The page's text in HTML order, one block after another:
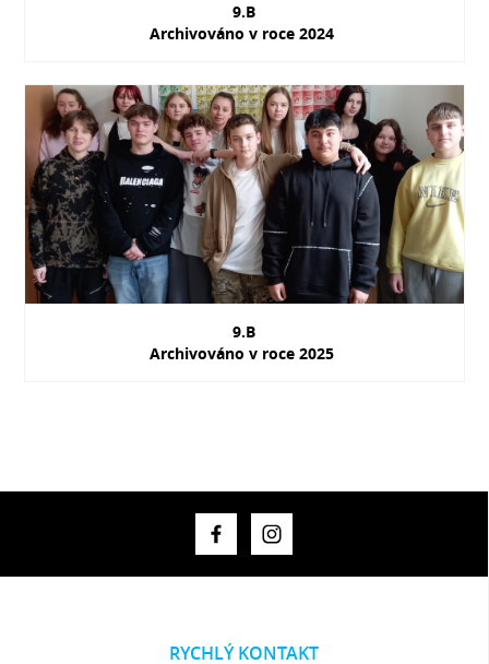
9.B
Archivováno v roce 2024
9.B
Archivováno v roce 2025
RYCHLÝ KONTAKT